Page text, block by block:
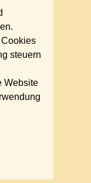
steuern
Website